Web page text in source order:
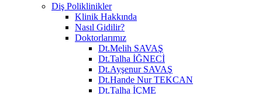
Diş Poliklinikler
Klinik Hakkında
Nasıl Gidilir?
Doktorlarımız
Dt.Melih SAVAŞ
Dt.Talha İĞNECİ
Dt.Ayşenur SAVAŞ
Dt.Hande Nur TEKCAN
Dt.Talha İÇME